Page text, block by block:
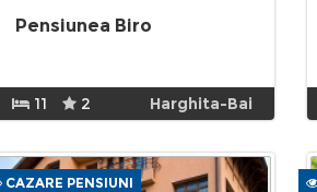
Pensiunea Biro
11 2 Harghita-Bai
CAZARE PENSIUNI